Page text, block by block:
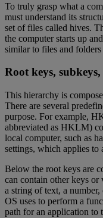
To truly grasp what a
must understand its
set of files called hives.
the computer starts up
similar to files and
Root keys,
This hierarchy is
There are several
purpose. For example,
abbreviated as HKLM)
local computer, such as
settings, which applies to
Below the root keys are
can contain other keys
a string of text, a
OS uses to perform a
path for an application to